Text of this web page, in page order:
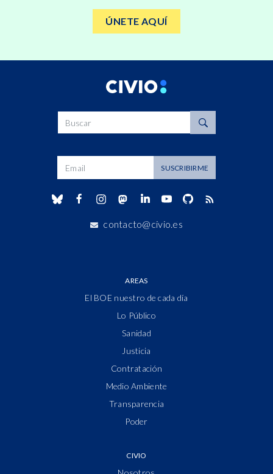
ÚNETE AQUÍ
SUSCRIBIRME
contacto@civio.es
AREAS
El BOE nuestro de cada día
Lo Público
Sanidad
Justicia
Contratación
Medio Ambiente
Transparencia
Poder
CIVIO